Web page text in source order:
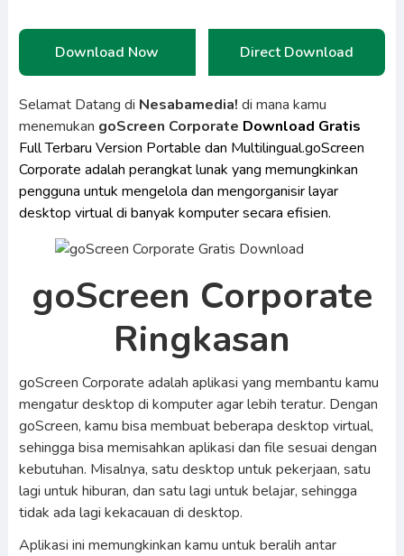
Download Now Direct Download
Selamat Datang di Nesabamedia! di mana kamu
menemukan goScreen Corporate Download Gratis
Full Terbaru Version Portable dan Multilingual.goScreen
Corporate adalah perangkat lunak yang memungkinkan
pengguna untuk mengelola dan mengorganisir layar
desktop virtual di banyak komputer secara efisien.
goScreen Corporate
Ringkasan
goScreen Corporate adalah aplikasi yang membantu kamu
mengatur desktop di komputer agar lebih teratur. Dengan
goScreen, kamu bisa membuat beberapa desktop virtual,
sehingga bisa memisahkan aplikasi dan file sesuai dengan
kebutuhan. Misalnya, satu desktop untuk pekerjaan, satu
lagi untuk hiburan, dan satu lagi untuk belajar, sehingga
tidak ada lagi kekacauan di desktop.
Aplikasi ini memungkinkan kamu untuk beralih antar